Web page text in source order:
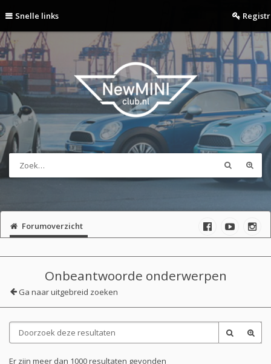
Snelle links
Forumoverzicht
Onbeantwoorde onderwerpen
Ga naar uitgebreid zoeken
Er zijn meer dan 1000 resultaten gevonden